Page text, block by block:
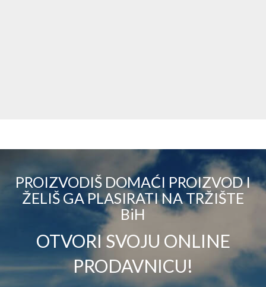
PROIZVODIŠ DOMAĆI PROIZVOD I
ŽELIŠ GA PLASIRATI NA TRŽIŠTE
BiH
OTVORI SVOJU ONLINE
PRODAVNICU!